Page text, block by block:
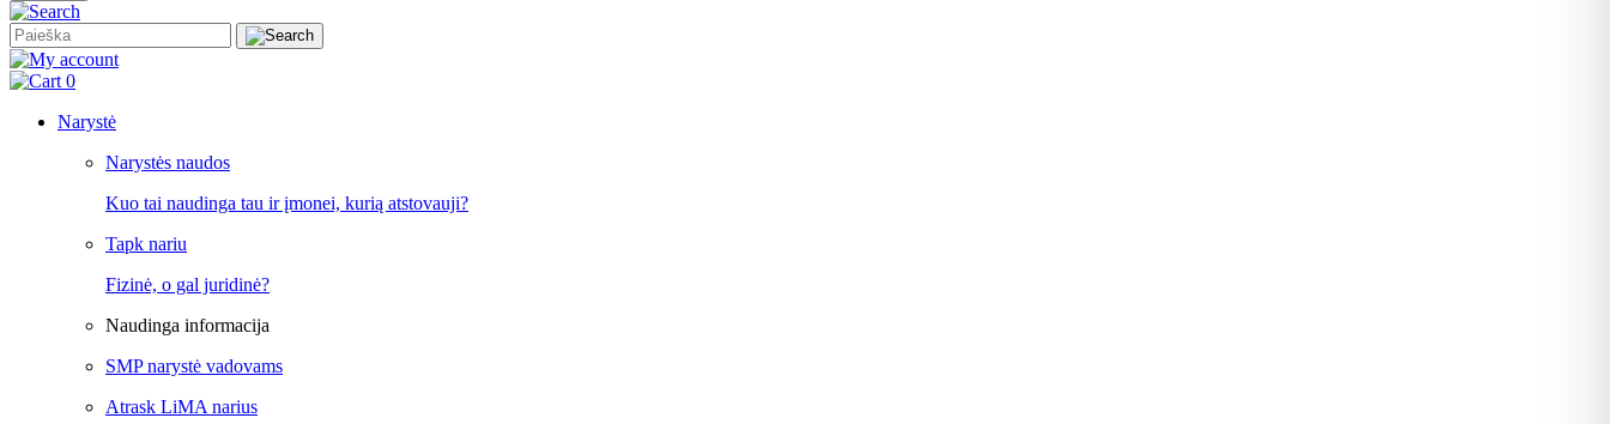
0
Narystė
Narystės naudos
Kuo tai naudinga tau ir įmonei, kurią atstovauji?
Tapk nariu
Fizinė, o gal juridinė?
Naudinga informacija
SMP narystė vadovams
Atrask LiMA narius